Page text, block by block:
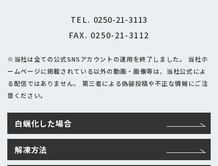
TEL. 0250-21-3113
FAX. 0250-21-3112
※当社は全ての公式SNSアカウントの運用を終了しました。
当社ホ
ームページに掲載されている以外の動画・画像等は、当社公式によ
る配信ではありません。
第三者による偽装投稿や不正な情報にご注
意ください。
白蝋化した場合
解凍方法